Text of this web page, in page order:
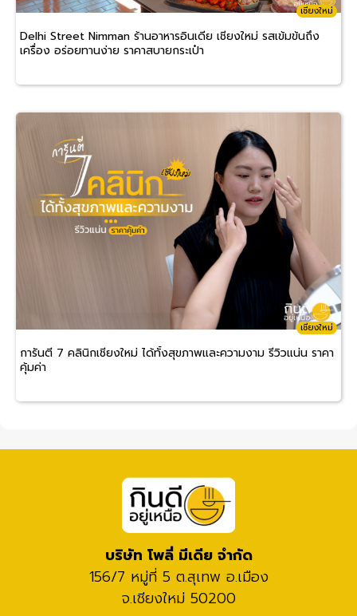
เชียงใหม่
Delhi Street Nimman ร้านอาหารอินเดีย เชียงใหม่ รสเข้มข้นถึง
เครื่อง อร่อยทานง่าย ราคาสบายกระเป๋า
เชียงใหม่
การันตี 7 คลินิกเชียงใหม่ ได้ทั้งสุขภาพและความงาม รีวิวแน่น ราคา
คุ้มค่า
บริษัท โพลี่ มีเดีย จำกัด
156/7 หมู่ที่ 5 ต.สุเทพ อ.เมือง
จ.เชียงใหม่ 50200